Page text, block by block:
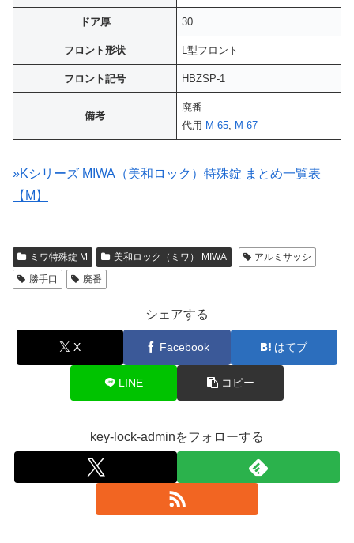
ドア厚 30
フロント形状 L型フロント
フロント記号 HBZSP-1
備考
廃番
代用 M-65 M-67
»Kシリーズ MIWA（美和ロック）特殊錠 まとめ一覧表
【M】
ミワ特殊錠 M 美和ロック（ミワ） MIWA
アルミサッシ
勝手口
廃番
シェアする
X Facebook はてブ
LINE コピー
key-lock-adminをフォローする